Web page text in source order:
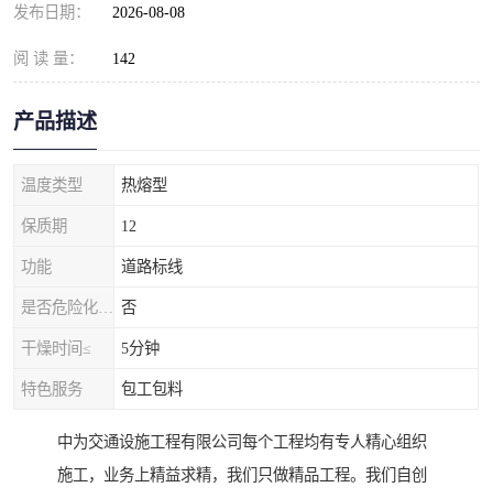
发布日期： 2026-08-08
阅 读 量： 142
产品描述
温度类型 热熔型
保质期 12
功能 道路标线
否
干燥时间≤ 5分钟
特色服务 包工包料
中为交通设施工程有限公司每个工程均有专人精心组织
施工，业务上精益求精，我们只做精品工程。我们自创